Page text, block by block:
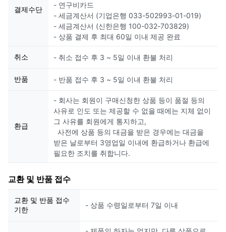
결제수단
- 연구비카드
- 세금계산서 (기업은행 033-502993-01-019)
- 세금계산서 (신한은행 100-032-703829)
- 상품 결제 후 최대 60일 이내 제공 완료
취소 - 취소 접수 후 3 ~ 5일 이내 환불 처리
반품 - 반품 접수 후 3 ~ 5일 이내 환불 처리
환급
- 회사는 회원이 구매신청한 상품 등이 품절 등의
사유로 인도 또는 제공할 수 없을 때에는 지체 없이
그 사유를 회원에게 통지하고,
사전에 상품 등의 대금을 받은 경우에는 대금을
받은 날로부터 3영업일 이내에 환급하거나 환급에
필요한 조치를 취합니다.
교환 및 반품 접수
교환 및 반품 접수
기한
- 상품 수령일로부터 7일 이내